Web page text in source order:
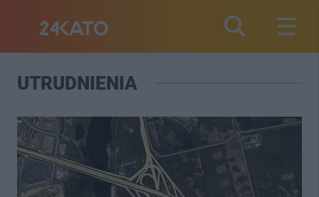
UTRUDNIENIA